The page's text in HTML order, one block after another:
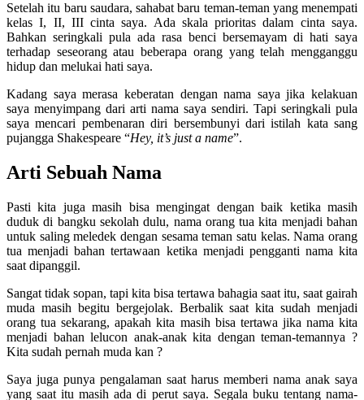
Setelah itu baru saudara, sahabat baru teman-teman yang menempati
kelas I, II, III cinta saya. Ada skala prioritas dalam cinta saya.
Bahkan seringkali pula ada rasa benci bersemayam di hati saya
terhadap seseorang atau beberapa orang yang telah mengganggu
hidup dan melukai hati saya.
Kadang saya merasa keberatan dengan nama saya jika kelakuan
saya menyimpang dari arti nama saya sendiri. Tapi seringkali pula
saya mencari pembenaran diri bersembunyi dari istilah kata sang
pujangga Shakespeare “Hey, it’s just a name”.
Arti Sebuah Nama
Pasti kita juga masih bisa mengingat dengan baik ketika masih
duduk di bangku sekolah dulu, nama orang tua kita menjadi bahan
untuk saling meledek dengan sesama teman satu kelas. Nama orang
tua menjadi bahan tertawaan ketika menjadi pengganti nama kita
saat dipanggil.
Sangat tidak sopan, tapi kita bisa tertawa bahagia saat itu, saat gairah
muda masih begitu bergejolak. Berbalik saat kita sudah menjadi
orang tua sekarang, apakah kita masih bisa tertawa jika nama kita
menjadi bahan lelucon anak-anak kita dengan teman-temannya ?
Kita sudah pernah muda kan ?
Saya juga punya pengalaman saat harus memberi nama anak saya
yang saat itu masih ada di perut saya. Segala buku tentang nama-